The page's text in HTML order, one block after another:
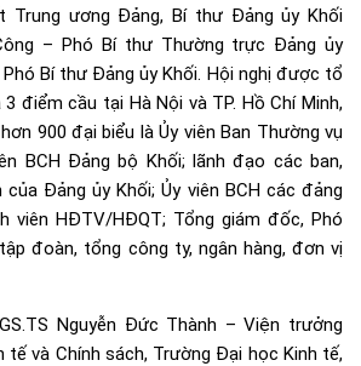
Trung ương Đảng, Bí thư Đảng ủy Khối
– Phó Bí thư Thường trực Đảng ủy
Phó Bí thư Đảng ủy Khối. Hội nghị được tổ
điểm cầu tại Hà Nội và TP. Hồ Chí Minh,
900 đại biểu là Ủy viên Ban Thường vụ
BCH Đảng bộ Khối; lãnh đạo các ban,
Đảng ủy Khối; Ủy viên BCH các đảng
viên HĐTV/HĐQT; Tổng giám đốc, Phó
đoàn, tổng công ty, ngân hàng, đơn vị
Nguyễn Đức Thành – Viện trưởng
tế và Chính sách, Trường Đại học Kinh tế,